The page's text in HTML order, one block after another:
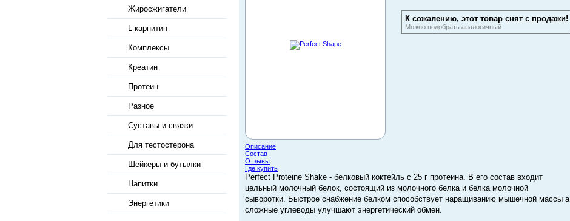
Жиросжигатели
L-карнитин
Комплексы
Креатин
Протеин
Разное
Суставы и связки
Для тестостерона
Шейкеры и бутылки
Напитки
Энергетики
К сожалению, этот товар снят с продажи!
Можно подобрать аналогичный
Описание
Состав
Отзывы
Где купить
Perfect Proteine Shake - белковый коктейль c 25 г протеина. В его состав входит
цельный молочный белок, состоящий из молочного белка и белка молочной
сыворотки. Быстрое снабжение белком способствует наращиванию мышечной массы а
сложные углеводы улучшают энергетический обмен.